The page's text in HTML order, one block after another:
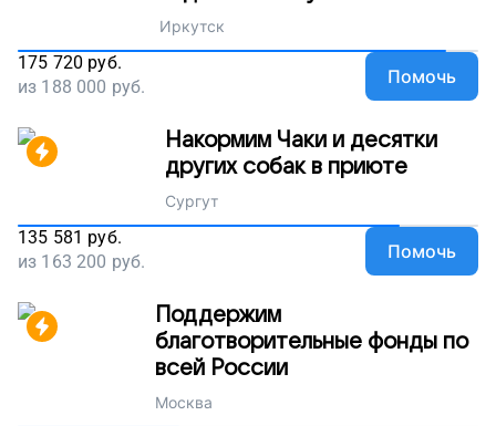
Иркутск
175 720 руб.
из 188 000 руб. Помочь
Накормим Чаки и десятки
других собак в приюте
Сургут
135 581 руб.
из 163 200 руб. Помочь
Поддержим
благотворительные фонды по
всей России
Москва